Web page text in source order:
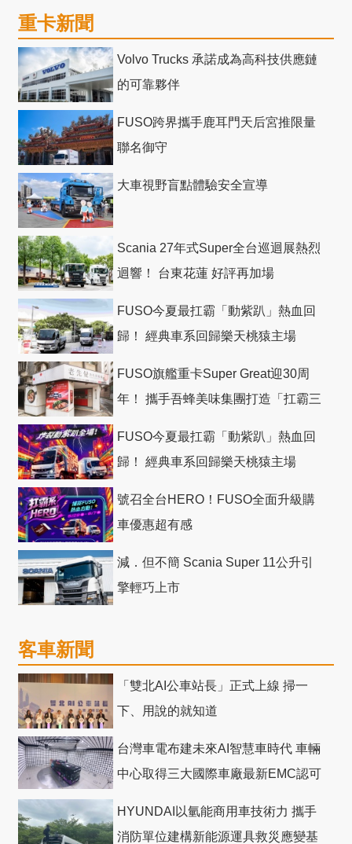
重卡新聞
Volvo Trucks 承諾成為高科技供應鏈
的可靠夥伴
FUSO跨界攜手鹿耳門天后宮推限量
聯名御守
大車視野盲點體驗安全宣導
Scania 27年式Super全台巡迴展熱烈
迴響！ 台東花蓮 好評再加場
FUSO今夏最扛霸「動紫趴」熱血回
歸！ 經典車系回歸樂天桃猿主場
FUSO旗艦重卡Super Great迎30周
年！ 攜手吾蜂美味集團打造「扛霸三
FUSO今夏最扛霸「動紫趴」熱血回
歸！ 經典車系回歸樂天桃猿主場
號召全台HERO！FUSO全面升級購
車優惠超有感
減．但不簡 Scania Super 11公升引
擎輕巧上市
客車新聞
「雙北AI公車站長」正式上線 掃一
下、用說的就知道
台灣車電布建未來AI智慧車時代 車輛
中心取得三大國際車廠最新EMC認可
HYUNDAI以氫能商用車技術力 攜手
消防單位建構新能源運具救災應變基